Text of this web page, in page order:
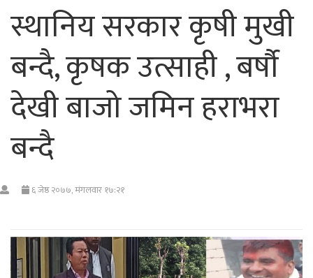
स्थानिय सरकार कृषी मुखी
बन्दै, कृषक उत्साही , बर्षौ
देखी बाजो जमिन हराभरा
बन्दै
६ जेष्ठ २०७७, मंगलवार १७:२१